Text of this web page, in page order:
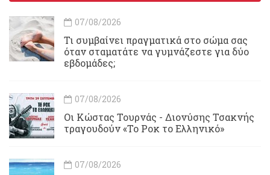
07/08/2026
Τι συμβαίνει πραγματικά στο σώμα σας
όταν σταματάτε να γυμνάζεστε για δύο
εβδομάδες;
07/08/2026
Οι Κώστας Τουρνάς - Διονύσης Τσακνής
τραγουδούν «Το Ροκ το Ελληνικό»
07/08/2026